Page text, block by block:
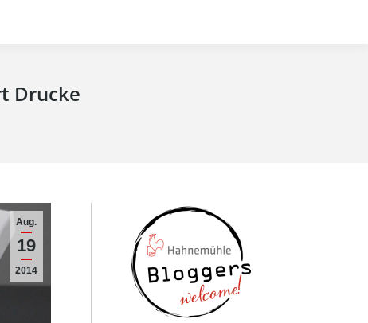
Drucke
Aug.
19
2014